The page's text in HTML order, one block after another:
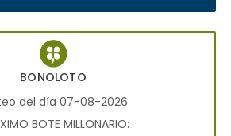
BONOLOTO
del día 07-08-2026
BOTE MILLONARIO: